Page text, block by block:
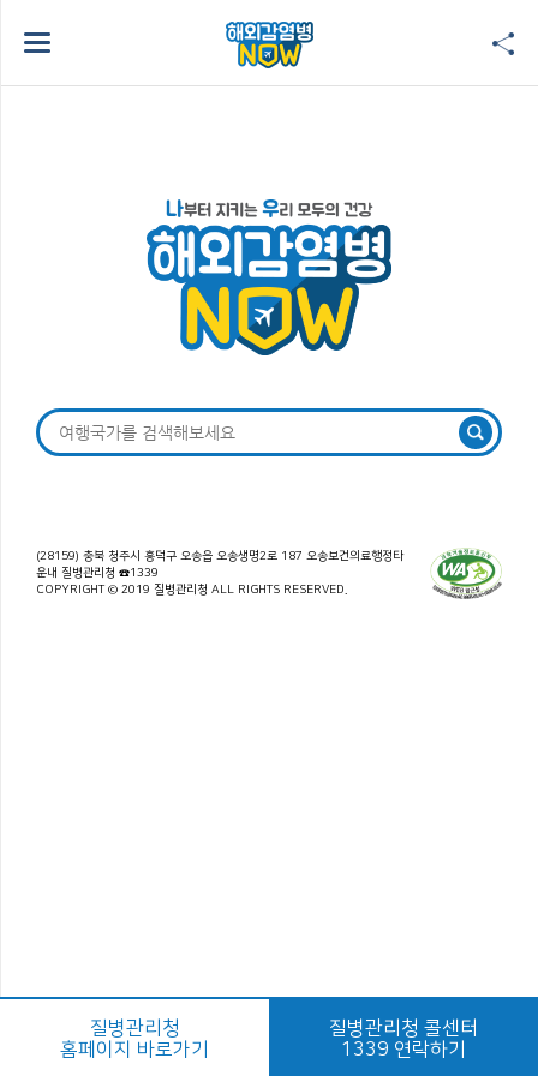
(28159) 충북 청주시 흥덕구 오송읍 오송생명2로 187 오송보건의료행정타
운내 질병관리청 ☎1339
COPYRIGHT © 2019 질병관리청 ALL RIGHTS RESERVED.
질병관리청
홈페이지 바로가기
질병관리청 콜센터
1339 연락하기